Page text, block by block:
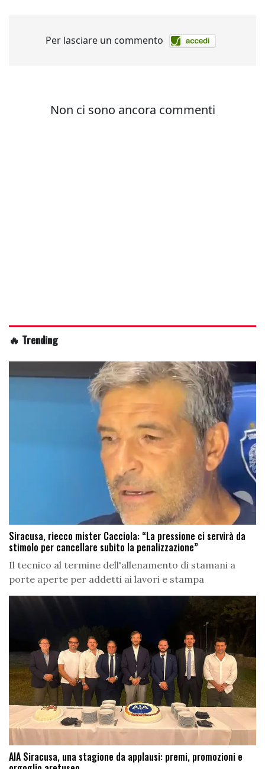
🔥 Trending
Siracusa, riecco mister Cacciola: “La pressione ci servirà da
stimolo per cancellare subito la penalizzazione”
Il tecnico al termine dell'allenamento di stamani a
porte aperte per addetti ai lavori e stampa
AIA Siracusa, una stagione da applausi: premi, promozioni e